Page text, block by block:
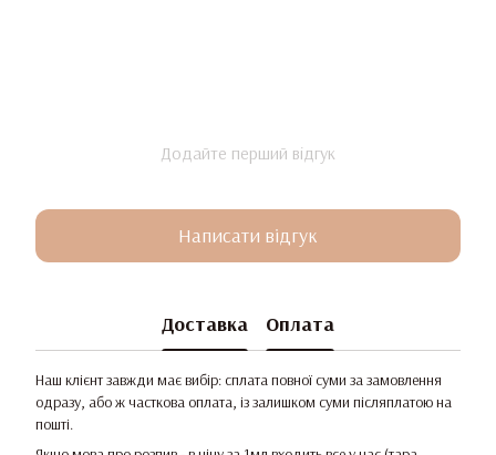
Додайте перший відгук
Написати відгук
Доставка Оплата
Наш клієнт завжди має вибір: сплата повної суми за замовлення
одразу, або ж часткова оплата, із залишком суми післяплатою на
пошті.